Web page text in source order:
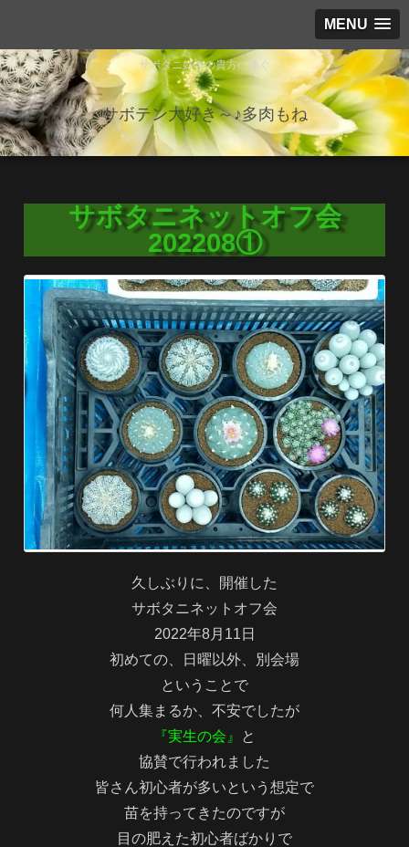
MENU
サボタニ好きの貴方に捧ぐ
サボテン大好き～♪多肉もね
サボタニネットオフ会
202208①
久しぶりに、開催した
サボタニネットオフ会
2022年8月11日
初めての、日曜以外、別会場
ということで
何人集まるか、不安でしたが
『実生の会』
と
協賛で行われました
皆さん初心者が多いという想定で
苗を持ってきたのですが
目の肥えた初心者ばかりで